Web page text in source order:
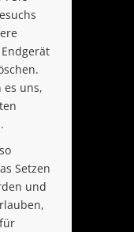
es uns,
Setzen
und